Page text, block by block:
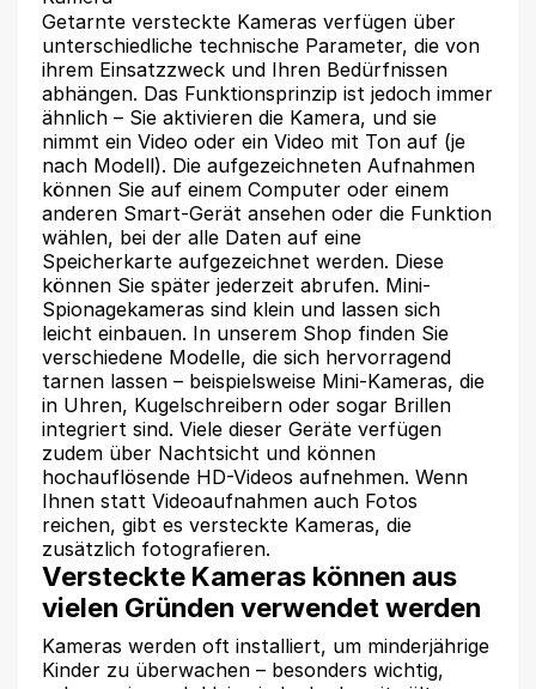
Getarnte versteckte Kameras verfügen über
unterschiedliche technische Parameter, die von
ihrem Einsatzzweck und Ihren Bedürfnissen
abhängen. Das Funktionsprinzip ist jedoch immer
ähnlich – Sie aktivieren die Kamera, und sie
nimmt ein Video oder ein Video mit Ton auf (je
nach Modell). Die aufgezeichneten Aufnahmen
können Sie auf einem Computer oder einem
anderen Smart-Gerät ansehen oder die Funktion
wählen, bei der alle Daten auf eine
Speicherkarte aufgezeichnet werden. Diese
können Sie später jederzeit abrufen. Mini-
Spionagekameras sind klein und lassen sich
leicht einbauen. In unserem Shop finden Sie
verschiedene Modelle, die sich hervorragend
tarnen lassen – beispielsweise Mini-Kameras, die
in Uhren, Kugelschreibern oder sogar Brillen
integriert sind. Viele dieser Geräte verfügen
zudem über Nachtsicht und können
hochauflösende HD-Videos aufnehmen. Wenn
Ihnen statt Videoaufnahmen auch Fotos
reichen, gibt es versteckte Kameras, die
zusätzlich fotografieren.
Versteckte Kameras können aus
vielen Gründen verwendet werden
Kameras werden oft installiert, um minderjährige
Kinder zu überwachen – besonders wichtig,